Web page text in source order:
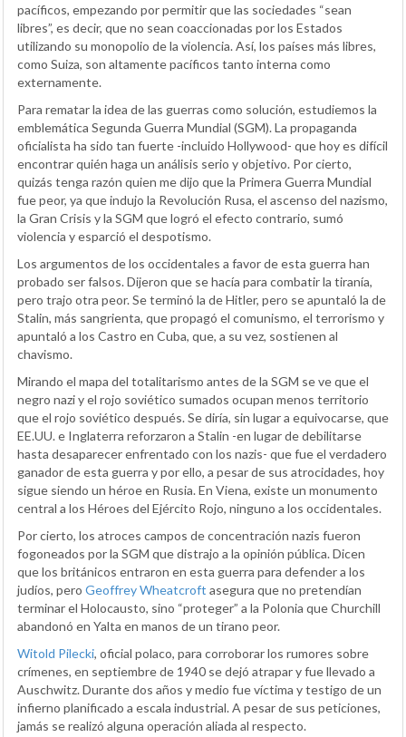
pacíficos, empezando por permitir que las sociedades “sean
libres”, es decir, que no sean coaccionadas por los Estados
utilizando su monopolio de la violencia. Así, los países más libres,
como Suiza, son altamente pacíficos tanto interna como
externamente.
Para rematar la idea de las guerras como solución, estudiemos la
emblemática Segunda Guerra Mundial (SGM). La propaganda
oficialista ha sido tan fuerte -incluido Hollywood- que hoy es difícil
encontrar quién haga un análisis serio y objetivo. Por cierto,
quizás tenga razón quien me dijo que la Primera Guerra Mundial
fue peor, ya que indujo la Revolución Rusa, el ascenso del nazismo,
la Gran Crisis y la SGM que logró el efecto contrario, sumó
violencia y esparció el despotismo.
Los argumentos de los occidentales a favor de esta guerra han
probado ser falsos. Dijeron que se hacía para combatir la tiranía,
pero trajo otra peor. Se terminó la de Hitler, pero se apuntaló la de
Stalin, más sangrienta, que propagó el comunismo, el terrorismo y
apuntaló a los Castro en Cuba, que, a su vez, sostienen al
chavismo.
Mirando el mapa del totalitarismo antes de la SGM se ve que el
negro nazi y el rojo soviético sumados ocupan menos territorio
que el rojo soviético después. Se diría, sin lugar a equivocarse, que
EE.UU. e Inglaterra reforzaron a Stalin -en lugar de debilitarse
hasta desaparecer enfrentado con los nazis- que fue el verdadero
ganador de esta guerra y por ello, a pesar de sus atrocidades, hoy
sigue siendo un héroe en Rusia. En Viena, existe un monumento
central a los Héroes del Ejército Rojo, ninguno a los occidentales.
Por cierto, los atroces campos de concentración nazis fueron
fogoneados por la SGM que distrajo a la opinión pública. Dicen
que los británicos entraron en esta guerra para defender a los
judíos, pero Geoffrey Wheatcroft asegura que no pretendían
terminar el Holocausto, sino “proteger” a la Polonia que Churchill
abandonó en Yalta en manos de un tirano peor.
Witold Pilecki, oficial polaco, para corroborar los rumores sobre
crímenes, en septiembre de 1940 se dejó atrapar y fue llevado a
Auschwitz. Durante dos años y medio fue víctima y testigo de un
infierno planificado a escala industrial. A pesar de sus peticiones,
jamás se realizó alguna operación aliada al respecto.